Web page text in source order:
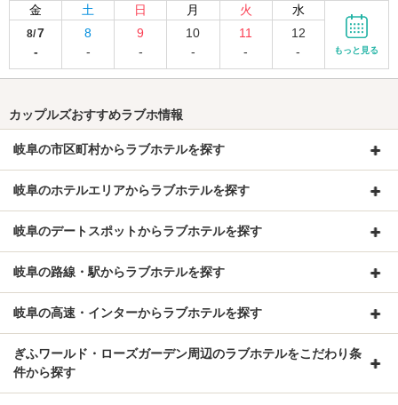
金 土 日 月 火 水
8/7
-
8
-
9
-
10
-
11
-
12
-
もっと見る
カップルズおすすめラブホ情報
岐阜の市区町村からラブホテルを探す
岐阜のホテルエリアからラブホテルを探す
岐阜のデートスポットからラブホテルを探す
岐阜の路線・駅からラブホテルを探す
岐阜の高速・インターからラブホテルを探す
ぎふワールド・ローズガーデン周辺のラブホテルをこだわり条
件から探す